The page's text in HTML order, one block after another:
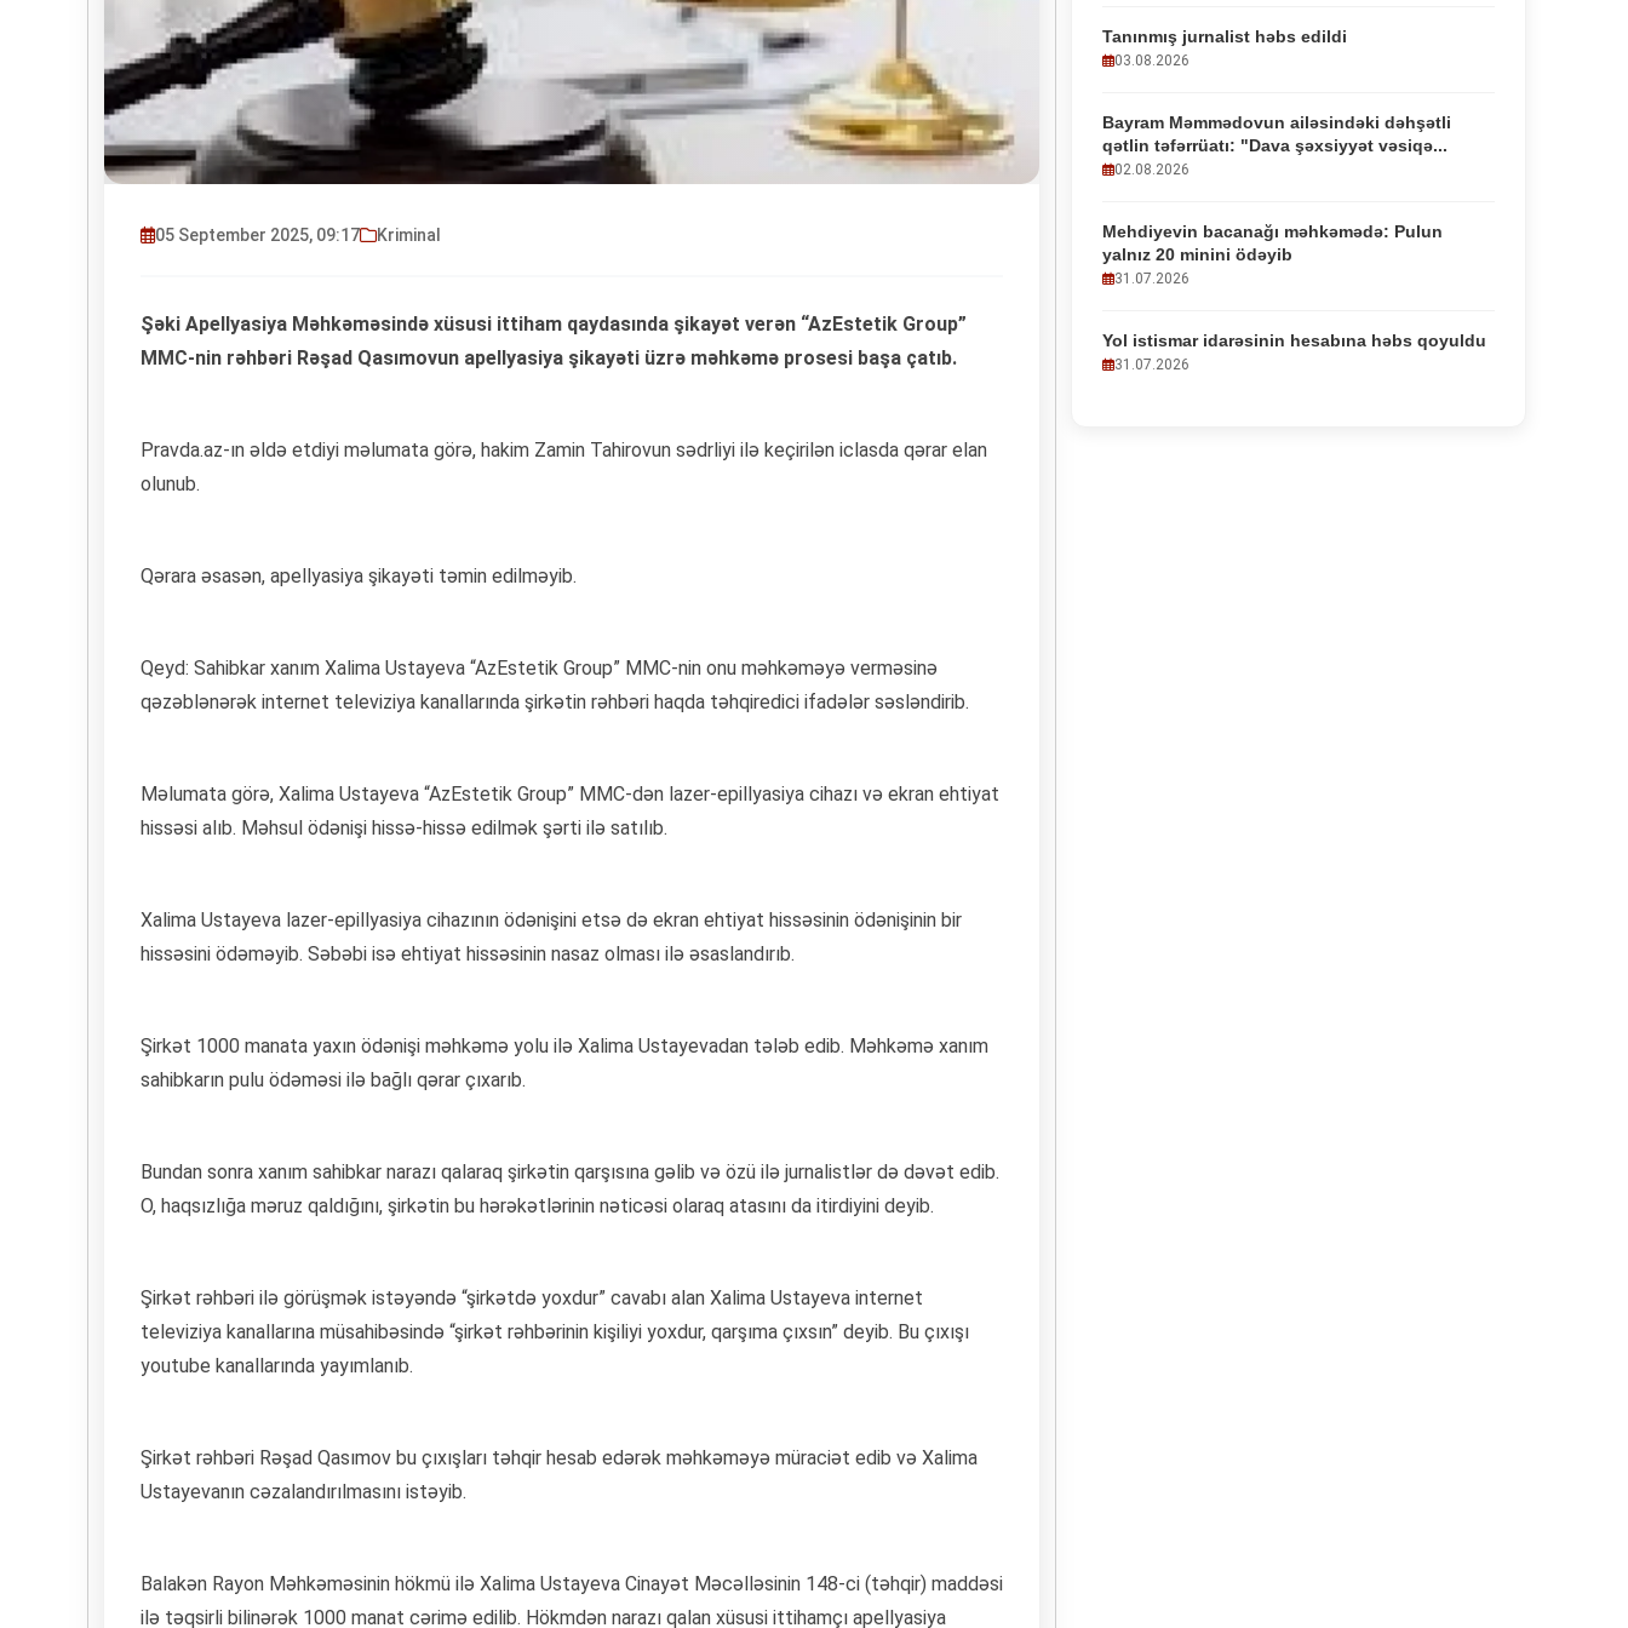
05 September 2025, 09:17 Kriminal
Şəki Apellyasiya Məhkəməsində xüsusi ittiham qaydasında şikayət verən “AzEstetik Group”
MMC-nin rəhbəri Rəşad Qasımovun apellyasiya şikayəti üzrə məhkəmə prosesi başa çatıb.
Pravda.az-ın əldə etdiyi məlumata görə, hakim Zamin Tahirovun sədrliyi ilə keçirilən iclasda qərar elan
olunub.
Qərara əsasən, apellyаsiyа şikаyəti təmin edilməyib.
Qeyd: Sahibkar xanım Xalima Ustayeva “AzEstetik Group” MMC-nin onu məhkəməyə verməsinə
qəzəblənərək internet televiziya kanallarında şirkətin rəhbəri haqda təhqiredici ifadələr səsləndirib.
Məlumata görə, Xalima Ustayeva “AzEstetik Group” MMC-dən lazer-epillyasiya cihazı və ekran ehtiyat
hissəsi alıb. Məhsul ödənişi hissə-hissə edilmək şərti ilə satılıb.
Xalima Ustayeva lazer-epillyasiya cihazının ödənişini etsə də ekran ehtiyat hissəsinin ödənişinin bir
hissəsini ödəməyib. Səbəbi isə ehtiyat hissəsinin nasaz olması ilə əsaslandırıb.
Şirkət 1000 manata yaxın ödənişi məhkəmə yolu ilə Xalima Ustayevadan tələb edib. Məhkəmə xanım
sahibkarın pulu ödəməsi ilə bağlı qərar çıxarıb.
Bundan sonra xanım sahibkar narazı qalaraq şirkətin qarşısına gəlib və özü ilə jurnalistlər də dəvət edib.
O, haqsızlığa məruz qaldığını, şirkətin bu hərəkətlərinin nəticəsi olaraq atasını da itirdiyini deyib.
Şirkət rəhbəri ilə görüşmək istəyəndə “şirkətdə yoxdur” cavabı alan Xalima Ustayeva internet
televiziya kanallarına müsahibəsində “şirkət rəhbərinin kişiliyi yoxdur, qarşıma çıxsın” deyib. Bu çıxışı
youtube kanallarında yayımlanıb.
Şirkət rəhbəri Rəşad Qasımov bu çıxışları təhqir hesab edərək məhkəməyə müraciət edib və Xalima
Ustayevanın cəzalandırılmasını istəyib.
Balakən Rayon Məhkəməsinin hökmü ilə Xalima Ustayeva Cinayət Məcəlləsinin 148-ci (təhqir) maddəsi
ilə təqsirli bilinərək 1000 manat cərimə edilib. Hökmdən narazı qalan xüsusi ittihamçı apellyasiya
Tanınmış jurnalist həbs edildi
03.08.2026
Bayram Məmmədovun ailəsindəki dəhşətli
qətlin təfərrüatı: "Dava şəxsiyyət vəsiqə...
02.08.2026
Mehdiyevin bacanağı məhkəmədə: Pulun
yalnız 20 minini ödəyib
31.07.2026
Yol istismar idarəsinin hesabına həbs qoyuldu
31.07.2026